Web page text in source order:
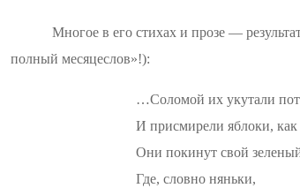
Многое в его стихах и прозе —
полный месяцеслов»!):
…Соломой их укутали
И присмирели яблоки, как
Они покинут свой
Где, словно няньки,